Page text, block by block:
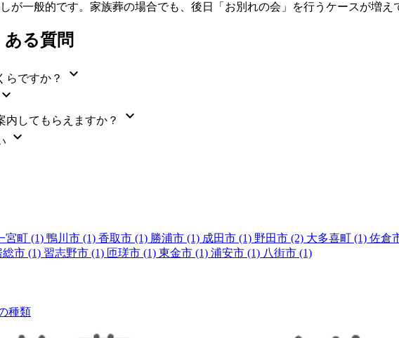
が一般的です。家族葬の場合でも、後日「お別れの会」を行うケースが増え
る質問
らですか？ expand_more
expand_more
内してもらえますか？ expand_more
expand_more
宮町 (1) 鴨川市 (1) 香取市 (1) 勝浦市 (1) 成田市 (1) 野田市 (2) 大多喜町 (1) 佐倉
総市 (1) 習志野市 (1) 匝瑳市 (1) 東金市 (1) 浦安市 (1) 八街市 (1)
種類